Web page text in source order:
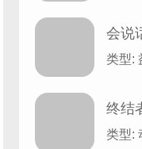
会说
拉
类型:
终结
判日
类型: